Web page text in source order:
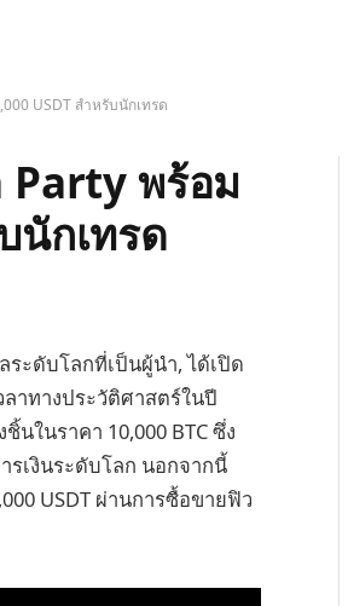
USDT สำหรับนักเทรด
Party พร้อม
นักเทรด
ระดับโลกที่เป็นผู้นำ, ได้เปิด
ลาทางประวัติศาสตร์ในปี
นในราคา 10,000 BTC ซึ่ง
เงินระดับโลก นอกจากนี้
USDT ผ่านการซื้อขายฟิว